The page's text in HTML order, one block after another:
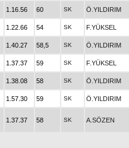
1.16.56 60 SK Ö.YILDIRIM
1.22.66 54 SK F.YÜKSEL
1.40.27 58,5 SK Ö.YILDIRIM
1.37.37 59 SK F.YÜKSEL
1.38.08 58 SK Ö.YILDIRIM
1.57.30 59 SK Ö.YILDIRIM
1.37.37 58 SK A.SÖZEN